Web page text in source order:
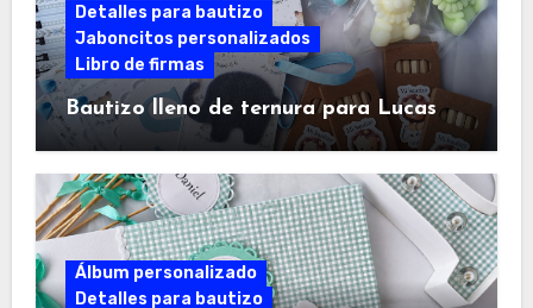
Detalles para bautizo
Jaboncitos personalizados
Libro de firmas
Bautizo lleno de ternura para Lucas
Álbum personalizado
Detalles para bautizo